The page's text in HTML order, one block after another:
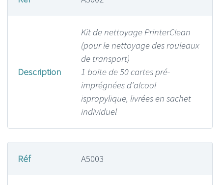
Description
Kit de nettoyage PrinterClean
(pour le nettoyage des rouleaux
de transport)
1 boite de 50 cartes pré-
imprégnées d’alcool
ispropylique, livrées en sachet
individuel
Réf A5003